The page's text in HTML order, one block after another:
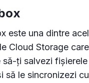
este una dintre
Cloud Storage
să-ți salvezi fișierele
să le sincronizezi cu